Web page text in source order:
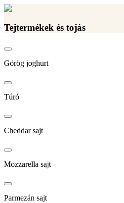
Tejtermékek és tojás
Görög joghurt
Túró
Cheddar sajt
Mozzarella sajt
Parmezán sajt